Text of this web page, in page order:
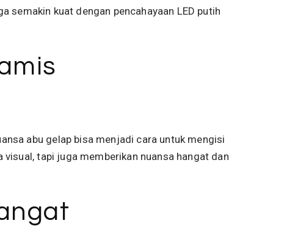
semakin kuat dengan pencahayaan LED putih
abu gelap bisa menjadi cara untuk mengisi
tapi juga memberikan nuansa hangat dan